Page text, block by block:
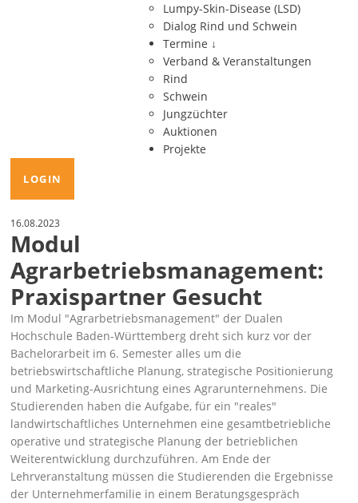
Lumpy-Skin-Disease (LSD)
Dialog Rind und Schwein
Termine ↓
Verband & Veranstaltungen
Rind
Schwein
Jungzüchter
Auktionen
Projekte
LOGIN
16.08.2023
Modul
Agrarbetriebsmanagement:
Praxispartner Gesucht
Im Modul Agrarbetriebsmanagement der Dualen
Hochschule Baden-Württemberg dreht sich kurz vor der
Bachelorarbeit im 6. Semester alles um die
betriebswirtschaftliche Planung, strategische Positionierung
und Marketing-Ausrichtung eines Agrarunternehmens. Die
Studierenden haben die Aufgabe, für ein
reales
landwirtschaftliches Unternehmen eine gesamtbetriebliche
operative und strategische Planung der betrieblichen
Weiterentwicklung durchzuführen. Am Ende der
Lehrveranstaltung müssen die Studierenden die Ergebnisse
der Unternehmerfamilie in einem Beratungsgespräch